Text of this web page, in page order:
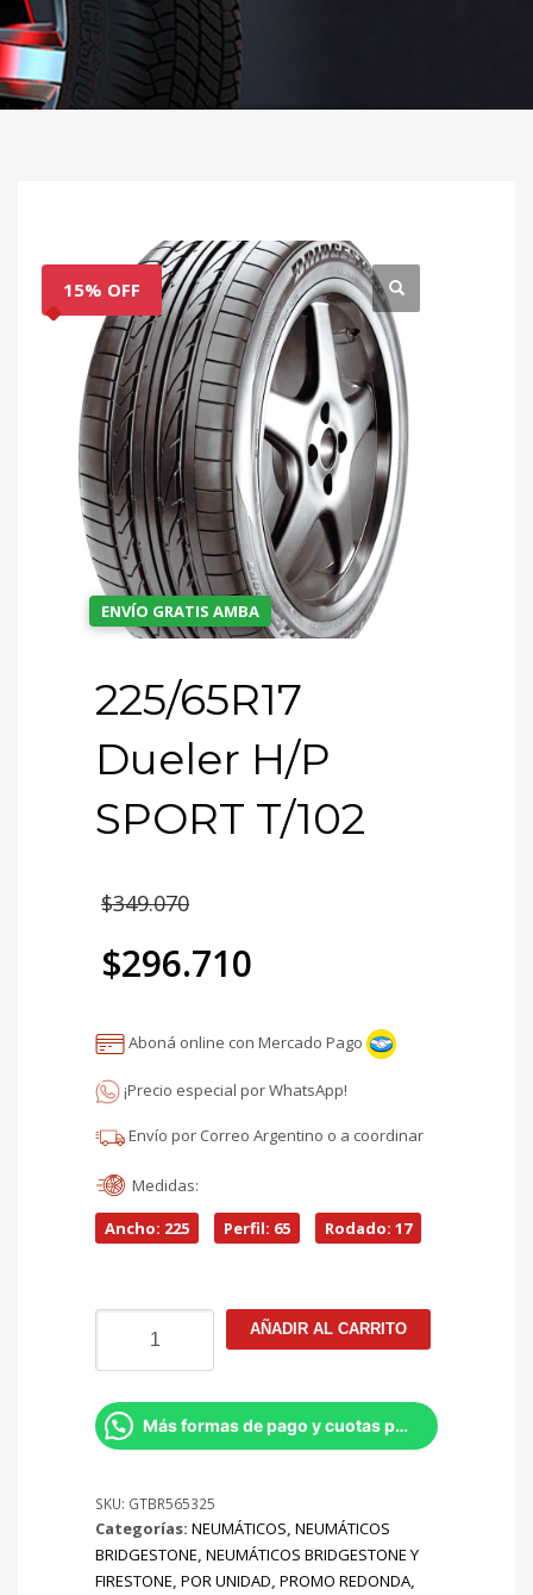
15% OFF
ENVÍO GRATIS AMBA
225/65R17
Dueler H/P
SPORT T/102
$349.070
precio
era:
$349.070.
$296.710
precio
actual
es:
$296.710.
Aboná online con Mercado Pago
¡Precio especial por WhatsApp!
Envío por Correo Argentino o a coordinar
Medidas:
Ancho: 225
Perfil: 65 Rodado: 17
H/P
SPORT
T/102
cantidad
AÑADIR AL CARRITO
Más formas de pago y cuotas por Whatsapp
SKU: GTBR565325
Categorías: NEUMÁTICOS, NEUMÁTICOS
BRIDGESTONE, NEUMÁTICOS BRIDGESTONE Y
FIRESTONE, POR UNIDAD, PROMO REDONDA,